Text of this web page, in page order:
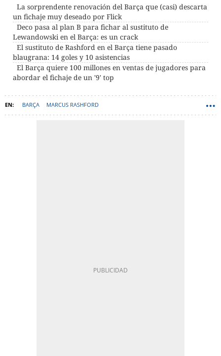
La sorprendente renovación del Barça que (casi) descarta
un fichaje muy deseado por Flick
Deco pasa al plan B para fichar al sustituto de
Lewandowski en el Barça: es un crack
El sustituto de Rashford en el Barça tiene pasado
blaugrana: 14 goles y 10 asistencias
El Barça quiere 100 millones en ventas de jugadores para
abordar el fichaje de un '9' top
BARÇA MARCUS RASHFORD